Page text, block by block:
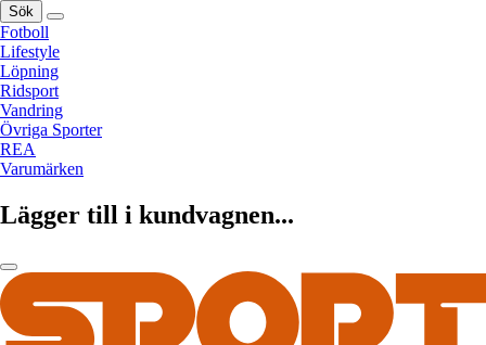
Sök
Fotboll
Lifestyle
Löpning
Ridsport
Vandring
Övriga Sporter
REA
Varumärken
Lägger till i kundvagnen...